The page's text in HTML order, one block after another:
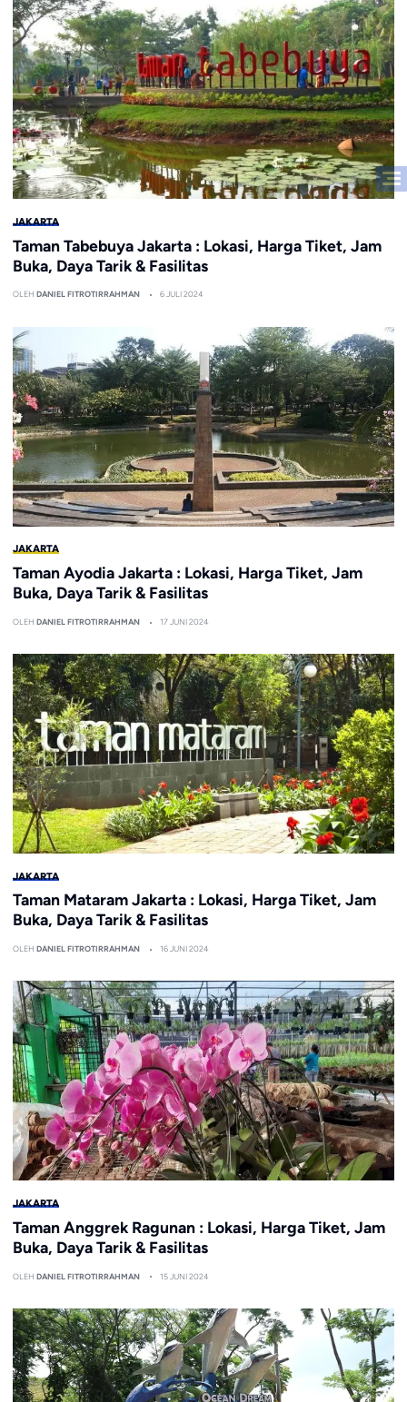
JAKARTA
Taman Tabebuya Jakarta : Lokasi, Harga Tiket, Jam
Buka, Daya Tarik & Fasilitas
OLEH DANIEL FITROTIRRAHMAN 6 JULI 2024
JAKARTA
Taman Ayodia Jakarta : Lokasi, Harga Tiket, Jam
Buka, Daya Tarik & Fasilitas
OLEH DANIEL FITROTIRRAHMAN 17 JUNI 2024
JAKARTA
Taman Mataram Jakarta : Lokasi, Harga Tiket, Jam
Buka, Daya Tarik & Fasilitas
OLEH DANIEL FITROTIRRAHMAN 16 JUNI 2024
JAKARTA
Taman Anggrek Ragunan : Lokasi, Harga Tiket, Jam
Buka, Daya Tarik & Fasilitas
OLEH DANIEL FITROTIRRAHMAN 15 JUNI 2024